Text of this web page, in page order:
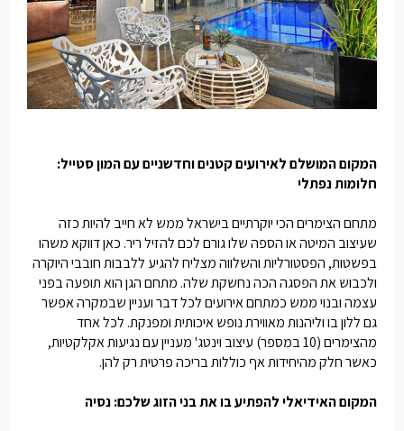
המקום המושלם לאירועים קטנים וחדשניים עם המון סטייל:
חלומות נפתלי
מתחם הצימרים הכי יוקרתיים בישראל ממש לא חייב להיות כזה
שעיצוב המיטה או הספה שלו גורם לכם להזיל ריר. כאן דווקא משהו
בפשטות, הפסטורליות והשלווה מצליח להגיע ללבבות חובבי היוקרה
ולכבוש את הפסגה הכה נחשקת שלה. מתחם הגן הוא תופעה בפני
עצמה ובנוי ממש כמתחם אירועים לכל דבר ועניין שבמקרה אפשר
גם ללון בו וליהנות מאווירת נופש איכותית ומפנקת. לכל אחד
מהצימרים (10 במספר) עיצוב וינטג' מעניין עם נגיעות אקלקטיות,
כאשר חלק מהיחידות אף כוללות בריכה פרטית רק להן.
המקום האידיאלי להפתיע בו את בני הזוג שלכם: נסיה